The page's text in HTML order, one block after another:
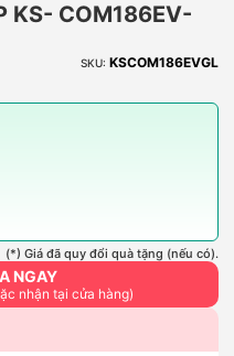
KS- COM186EV-
SKU: KSCOM186EVGL
(*) Giá đã quy đổi quà tặng (nếu có).
NGAY
nhận tại cửa hàng)